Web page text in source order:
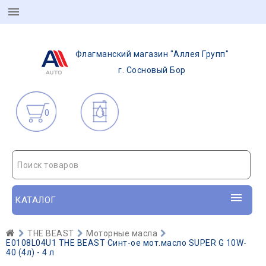
Флагманский магазин "Аллея Групп"
г. Сосновый Бор
0
Поиск товаров
КАТАЛОГ
THE BEAST
Моторные масла
E0108L04U1 THE BEAST Синт-ое мот.масло SUPER G 10W-
40 (4л) - 4 л